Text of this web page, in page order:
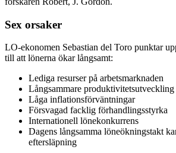
Sex orsaker
LO-ekonomen Sebastian del Toro punktar
till att lönerna ökar långsamt:
Lediga resurser på arbetsmarknaden
Långsammare produktivitetsutveckling
Låga inflationsförväntningar
Försvagad facklig förhandlingsstyrka
Internationell lönekonkurrens
Dagens långsamma löneökningstakt
eftersläpning